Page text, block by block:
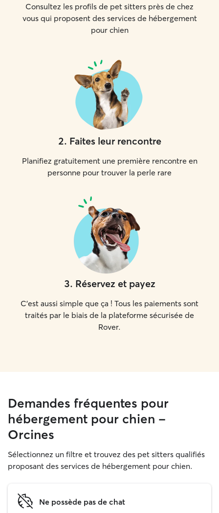
Consultez les profils de pet sitters près de chez
vous qui proposent des services de hébergement
pour chien
2. Faites leur rencontre
Planifiez gratuitement une première rencontre en
personne pour trouver la perle rare
3. Réservez et payez
C'est aussi simple que ça ! Tous les paiements sont
traités par le biais de la plateforme sécurisée de
Rover.
Demandes fréquentes pour
hébergement pour chien -
Orcines
Sélectionnez un filtre et trouvez des pet sitters qualifiés
proposant des services de hébergement pour chien.
Ne possède pas de chat